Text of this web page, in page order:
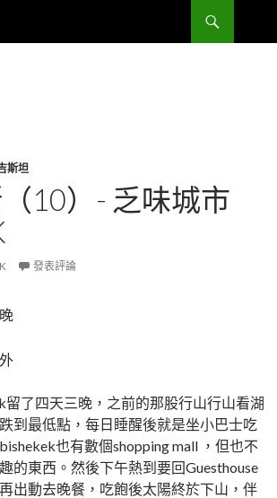
斯坦
10）- 乏味城市
發表評論
留了四天三晚，之前的那股行山行山看湖
到最低點，每日睡醒後就是坐小巴士吃
也有數個shopping mall ，但也不
的東西。然後下午熱到要回Guesthouse
出動去晚餐，吃飽後太陽終於下山，伴